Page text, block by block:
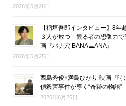
2026年6月28日
【稲垣吾郎インタビュー】8
３人が放つ「観る者の想像力
画『バナ穴 BANA🕳ANA』
2026年6月25日
西島秀俊×満島ひかり 映画『
偵殺害事件が導く“奇跡の物語”
2026年6月25日